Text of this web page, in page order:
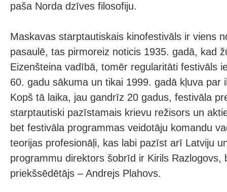
paša Norda dzīves filosofiju.
Maskavas starptautiskais kinofestivāls ir viens
pasaulē, tas pirmoreiz noticis 1935. gadā, kad
Eizenšteina vadībā, tomēr regularitāti festivāls
60. gadu sākuma un tikai 1999. gadā kļuva par
Kopš tā laika, jau gandrīz 20 gadus, festivāla
starptautiski pazīstamais krievu režisors un
bet festivāla programmas veidotāju komandu
teorijas profesionāļi, kas labi pazīst arī Latviju
programmu direktors šobrīd ir Kirils Razlogovs,
priekšsēdētājs – Andrejs Plahovs.